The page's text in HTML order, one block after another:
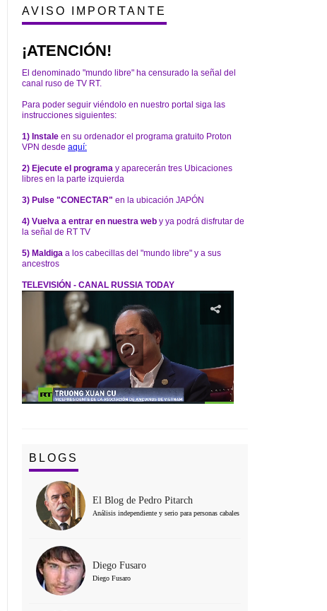
AVISO IMPORTANTE
¡ATENCIÓN!
El denominado "mundo libre" ha censurado la señal del
canal ruso de TV RT.
Para poder seguir viéndolo en nuestro portal siga las
instrucciones siguientes:
1) Instale en su ordenador el programa gratuito Proton
VPN desde aquí:
2) Ejecute el programa y aparecerán tres Ubicaciones
libres en la parte izquierda
3) Pulse "CONECTAR" en la ubicación JAPÓN
4) Vuelva a entrar en nuestra web y ya podrá disfrutar de
la señal de RT TV
5) Maldiga a los cabecillas del "mundo libre" y a sus
ancestros
TELEVISIÓN - CANAL RUSSIA TODAY
BLOGS
El Blog de Pedro Pitarch
Análisis independiente y serio para personas cabales
Diego Fusaro
Diego Fusaro